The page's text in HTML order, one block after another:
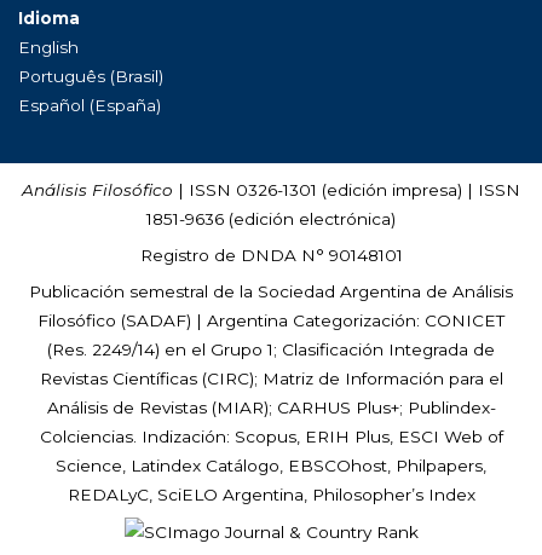
Idioma
English
Português (Brasil)
Español (España)
Análisis Filosófico | ISSN 0326-1301 (edición impresa) | ISSN
1851-9636 (edición electrónica)
Registro de DNDA N° 90148101
Publicación semestral de la Sociedad Argentina de Análisis
Filosófico (SADAF) | Argentina Categorización: CONICET
(Res. 2249/14) en el Grupo 1; Clasificación Integrada de
Revistas Científicas (CIRC); Matriz de Información para el
Análisis de Revistas (MIAR); CARHUS Plus+; Publindex-
Colciencias. Indización: Scopus, ERIH Plus, ESCI Web of
Science, Latindex Catálogo, EBSCOhost, Philpapers,
REDALyC, SciELO Argentina, Philosopher’s Index